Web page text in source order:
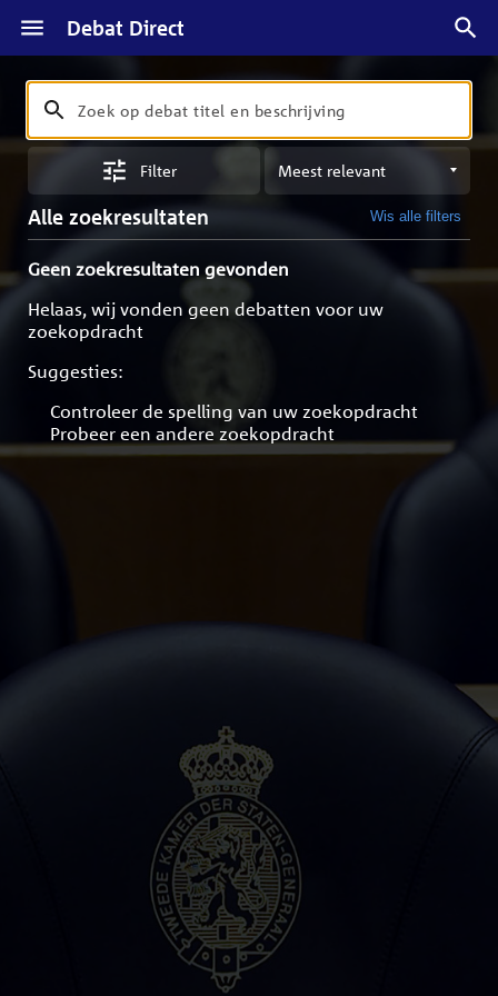
Debat Direct
Zoeken
Zoek
op
en
beschrijving
Filter
Sorteren
op
meest
Alle zoekresultaten Wis alle filters
Geen zoekresultaten gevonden
Helaas, wij vonden geen debatten voor uw
zoekopdracht
Suggesties:
Controleer de spelling van uw zoekopdracht
Probeer een andere zoekopdracht